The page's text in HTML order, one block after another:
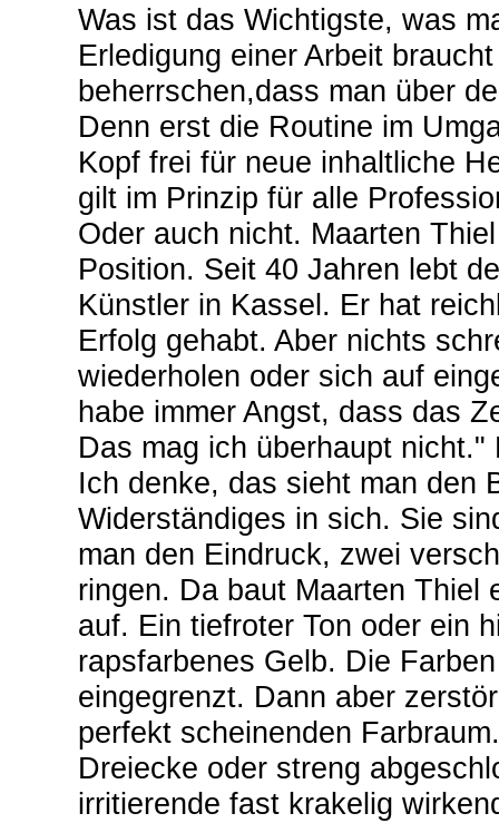
Was ist das Wichtigste, was
Erledigung einer Arbeit
beherrschen,dass man über
Denn erst die Routine im
Kopf frei für neue inhaltliche
gilt im Prinzip für alle
Oder auch nicht. Maarten
Position. Seit 40 Jahren lebt
Künstler in Kassel. Er hat
Erfolg gehabt. Aber nichts
wiederholen oder sich auf
habe immer Angst, dass das
Das mag ich überhaupt
Ich denke, das sieht man den
Widerständiges in sich. Sie
man den Eindruck, zwei
ringen. Da baut Maarten Thiel
auf. Ein tiefroter Ton oder ein
rapsfarbenes Gelb. Die
eingegrenzt. Dann aber
perfekt scheinenden
Dreiecke oder streng
irritierende fast krakelig